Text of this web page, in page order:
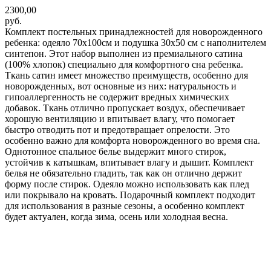
2300,00
руб.
Комплект постельных принадлежностей для новорожденного
ребенка: одеяло 70х100см и подушка 30х50 см с наполнителем
синтепон. Этот набор выполнен из премиального сатина
(100% хлопок) специально для комфортного сна ребенка.
Ткань сатин имеет множество преимуществ, особенно для
новорожденных, вот основные из них: натуральность и
гипоаллергенность не содержит вредных химических
добавок. Ткань отлично пропускает воздух, обеспечивает
хорошую вентиляцию и впитывает влагу, что помогает
быстро отводить пот и предотвращает опрелости. Это
особенно важно для комфорта новорожденного во время сна.
Однотонное спальное белье выдержит много стирок,
устойчив к катышкам, впитывает влагу и дышит. Комплект
белья не обязательно гладить, так как он отлично держит
форму после стирок. Одеяло можно использовать как плед
или покрывало на кровать. Подарочный комплект подходит
для использования в разные сезоны, а особенно комплект
будет актуален, когда зима, осень или холодная весна.